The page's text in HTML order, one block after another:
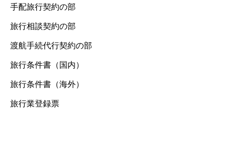
手配旅行契約の部
旅行相談契約の部
渡航手続代行契約の部
旅行条件書（国内）
旅行条件書（海外）
旅行業登録票